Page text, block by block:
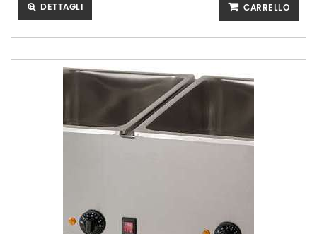
DETTAGLI CARRELLO